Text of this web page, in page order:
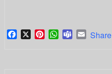
Facebook
X PinterestWhatsApp
TeamsEmail
Share